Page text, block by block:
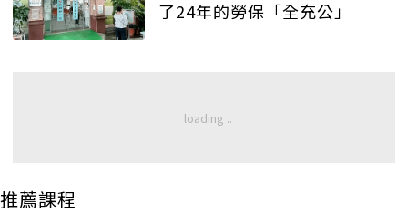
了24年的勞保「全充公」
推薦課程